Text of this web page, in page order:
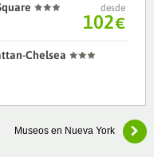
desde
102€
Chelsea
Museos en Nueva York